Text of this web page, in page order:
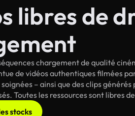
libres de
chargement de qualité
de vidéos authentiques filmées
– ainsi que des clips
Toutes les ressources sont libres
stocks